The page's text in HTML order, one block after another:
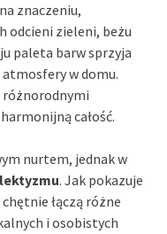
znaczeniu,
odcieni zieleni, beżu
paleta barw sprzyja
w domu.
różnorodnymi
całość.
nurtem, jednak w
. Jak pokazuje
łączą różne
i osobistych